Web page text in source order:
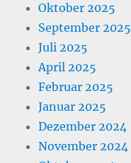
Oktober 2025
September 2025
Juli 2025
April 2025
Februar 2025
Januar 2025
Dezember 2024
November 2024